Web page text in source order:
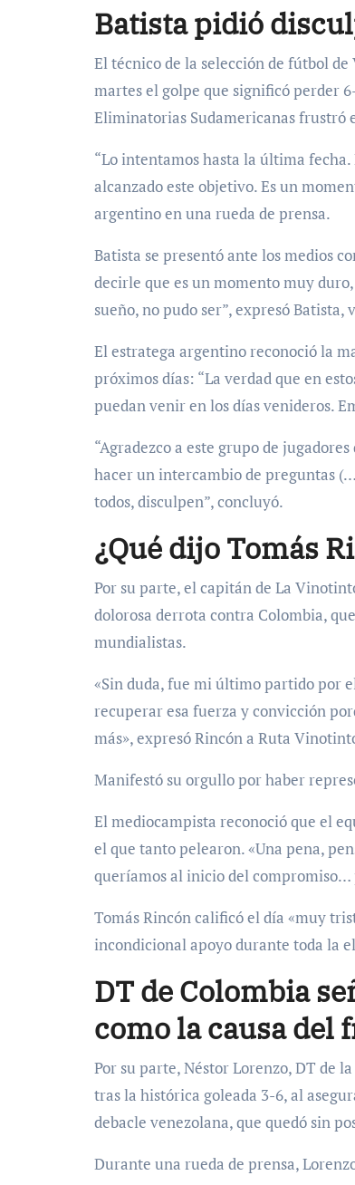
Batista pidió
El técnico de la selección de fútbol
martes el golpe que significó perder
Eliminatorias Sudamericanas frustró
“Lo intentamos hasta la última
alcanzado este objetivo. Es un
argentino en una rueda de prensa.
Batista se presentó ante los medios
decirle que es un momento muy
sueño, no pudo ser”, expresó
El estratega argentino reconoció la
próximos días: “La verdad que en
puedan venir en los días venideros.
“Agradezco a este grupo de
hacer un intercambio de preguntas
todos, disculpen”, concluyó.
¿Qué dijo Tomás
Por su parte, el capitán de La
dolorosa derrota contra Colombia,
mundialistas.
«Sin duda, fue mi último partido por
recuperar esa fuerza y convicción
más», expresó Rincón a Ruta
Manifestó su orgullo por haber
El mediocampista reconoció que el
el que tanto pelearon. «Una pena,
queríamos al inicio del
Tomás Rincón calificó el día «muy
incondicional apoyo durante toda la
DT de Colombia
como la causa del
Por su parte, Néstor Lorenzo, DT de
tras la histórica goleada 3-6, al
debacle venezolana, que quedó sin
Durante una rueda de prensa,